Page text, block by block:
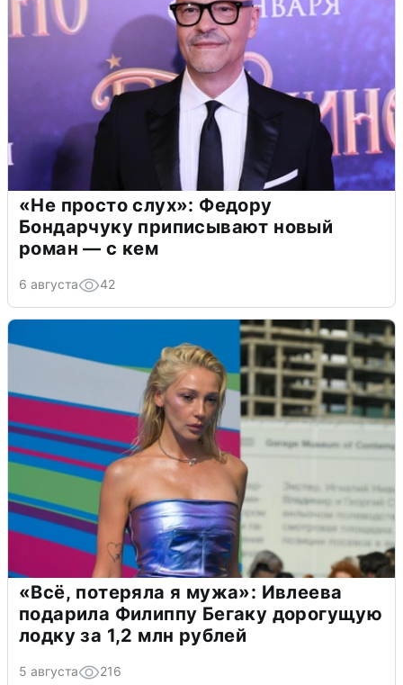
«Не просто слух»: Федору
Бондарчуку приписывают новый
роман — с кем
6 августа 42
«Всё, потеряла я мужа»: Ивлеева
подарила Филиппу Бегаку дорогущую
лодку за 1,2 млн рублей
5 августа 216